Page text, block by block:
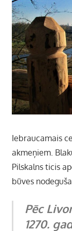
Iebraucamais
akmeņiem.
Pilskalns ticis
būves
Pēc
1270.